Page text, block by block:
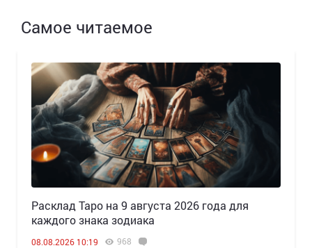
Самое читаемое
Расклад Таро на 9 августа 2026 года для
каждого знака зодиака
08.08.2026 10:19 968